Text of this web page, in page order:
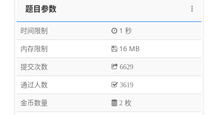
题目参数
时间限制
1 秒
内存限制
16 MB
提交次数
6629
通过人数 3619
金币数量 2 枚